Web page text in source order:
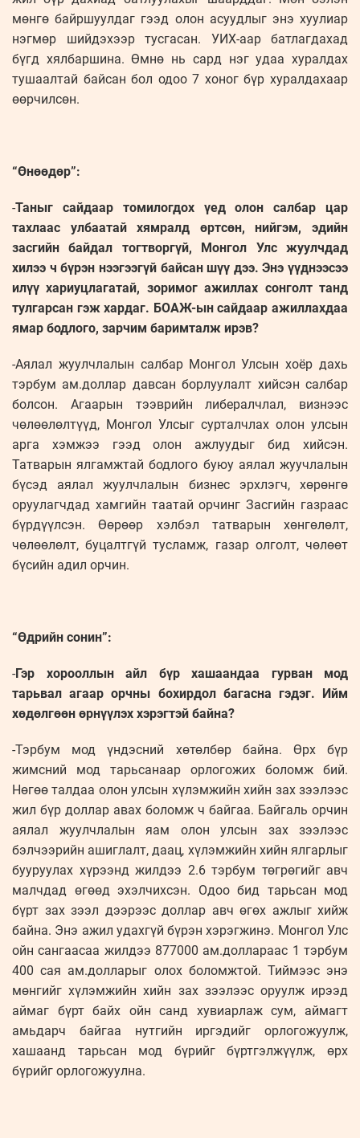
мөнгө байршуулдаг гээд олон асуудлыг энэ хуулиар
нэгмөр шийдэхээр тусгасан. УИХ-аар батлагдахад
бүгд хялбаршина. Өмнө нь сард нэг удаа хуралдах
тушаалтай байсан бол одоо 7 хоног бүр хуралдахаар
өөрчилсөн.
“Өнөөдөр”:
-Таныг сайдаар томилогдох үед олон салбар цар
тахлаас улбаатай хямралд өртсөн, нийгэм, эдийн
засгийн байдал тогтворгүй, Монгол Улс жуулчдад
хилээ ч бүрэн нээгээгүй байсан шүү дээ. Энэ үүднээсээ
илүү хариуцлагатай, зоримог ажиллах сонголт танд
тулгарсан гэж хардаг. БОАЖ-ын сайдаар ажиллахдаа
ямар бодлого, зарчим баримталж ирэв?
-Аялал жуулчлалын салбар Монгол Улсын хоёр дахь
тэрбум ам.доллар давсан борлуулалт хийсэн салбар
болсон. Агаарын тээврийн либералчлал, визнээс
чөлөөлөлтүүд, Монгол Улсыг сурталчлах олон улсын
арга хэмжээ гээд олон ажлуудыг бид хийсэн.
Татварын ялгамжтай бодлого буюу аялал жуучлалын
бүсэд аялал жуулчлалын бизнес эрхлэгч, хөрөнгө
оруулагчдад хамгийн таатай орчинг Засгийн газраас
бүрдүүлсэн. Өөрөөр хэлбэл татварын хөнгөлөлт,
чөлөөлөлт, буцалтгүй тусламж, газар олголт, чөлөөт
бүсийн адил орчин.
“Өдрийн сонин”:
-Гэр хорооллын айл бүр хашаандаа гурван мод
тарьвал агаар орчны бохирдол багасна гэдэг. Ийм
хөдөлгөөн өрнүүлэх хэрэгтэй байна?
-Тэрбум мод үндэсний хөтөлбөр байна. Өрх бүр
жимсний мод тарьсанаар орлогожих боломж бий.
Нөгөө талдаа олон улсын хүлэмжийн хийн зах зээлээс
жил бүр доллар авах боломж ч байгаа. Байгаль орчин
аялал жуулчлалын яам олон улсын зах зээлээс
бэлчээрийн ашиглалт, даац, хүлэмжийн хийн ялгарлыг
бууруулах хүрээнд жилдээ 2.6 тэрбум төгрөгийг авч
малчдад өгөөд эхэлчихсэн. Одоо бид тарьсан мод
бүрт зах зээл дээрээс доллар авч өгөх ажлыг хийж
байна. Энэ ажил удахгүй бүрэн хэрэгжинэ. Монгол Улс
ойн сангаасаа жилдээ 877000 ам.доллараас 1 тэрбум
400 сая ам.долларыг олох боломжтой. Тиймээс энэ
мөнгийг хүлэмжийн хийн зах зээлээс оруулж ирээд
аймаг бүрт байх ойн санд хувиарлаж сум, аймагт
амьдарч байгаа нутгийн иргэдийг орлогожуулж,
хашаанд тарьсан мод бүрийг бүртгэлжүүлж, өрх
бүрийг орлогожуулна.